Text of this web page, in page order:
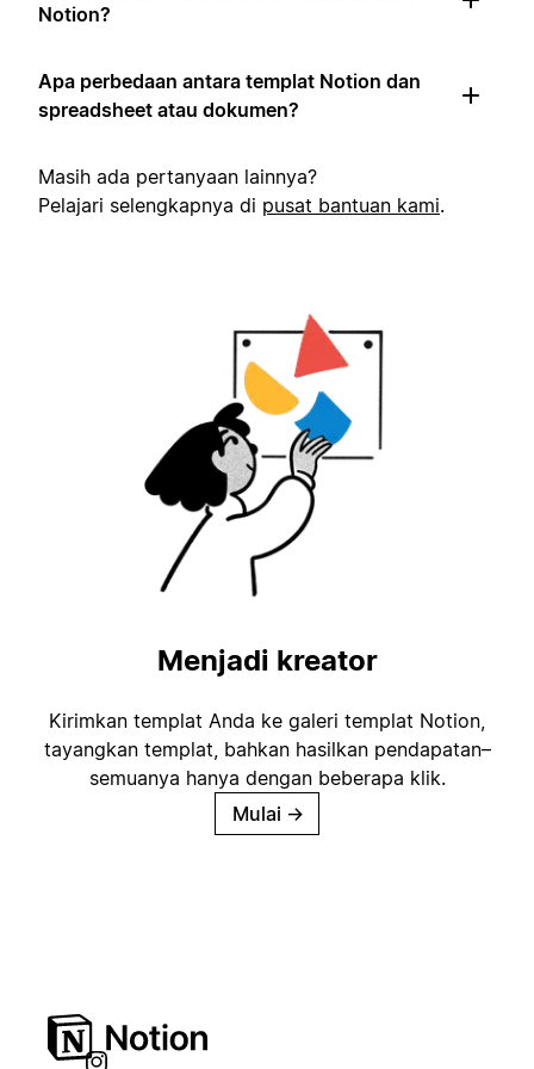
Notion?
Apa perbedaan antara templat Notion dan
spreadsheet atau dokumen?
Masih ada pertanyaan lainnya?
Pelajari selengkapnya di pusat bantuan kami.
Menjadi kreator
Kirimkan templat Anda ke galeri templat Notion,
tayangkan templat, bahkan hasilkan pendapatan–
semuanya hanya dengan beberapa klik.
Mulai →